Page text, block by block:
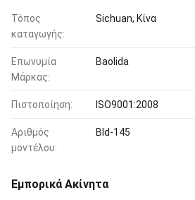
Τόπος
καταγωγής:
Sichuan, Κίνα
Επωνυμία
Μάρκας:
Baolida
Πιστοποίηση: ISO9001:2008
Αριθμός
μοντέλου:
Bld-145
Εμπορικά Ακίνητα